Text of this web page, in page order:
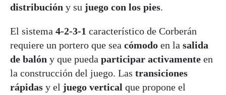
distribución y su juego con los pies.
El sistema 4-2-3-1 característico de Corberán
requiere un portero que sea cómodo en la salida
de balón y que pueda participar activamente en
la construcción del juego. Las transiciones
rápidas y el juego vertical que propone el